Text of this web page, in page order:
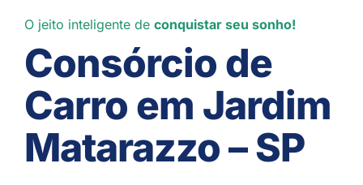
O jeito inteligente de conquistar seu sonho!
Consórcio de
Carro em Jardim
Matarazzo – SP